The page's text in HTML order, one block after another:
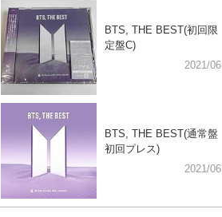
BTS, THE BEST(初回限
定盤C)
2021/06
BTS, THE BEST(通常盤
初回プレス)
2021/06